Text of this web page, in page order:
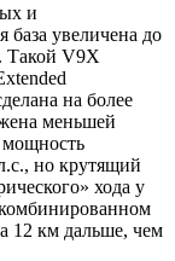
и
база увеличена до
Такой V9X
на более
меньшей
мощность
но крутящий
хода у
12 км дальше, чем